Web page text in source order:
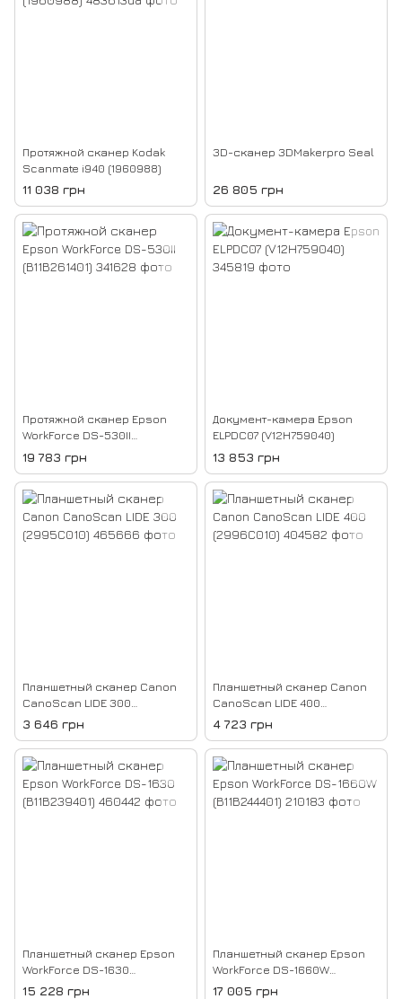
Протяжной сканер Kodak
Scanmate i940 (1960988)
11 038 грн
3D-сканер 3DMakerpro Seal
26 805 грн
Протяжной сканер Epson
WorkForce DS-530II
(B11B261401)
19 783 грн
Документ-камера Epson
ELPDC07 (V12H759040)
13 853 грн
Планшетный сканер Canon
CanoScan LIDE 300
(2995C010)
3 646 грн
Планшетный сканер Canon
CanoScan LIDE 400
(2996C010)
4 723 грн
Планшетный сканер Epson
WorkForce DS-1630
(B11B239401)
15 228 грн
Планшетный сканер Epson
WorkForce DS-1660W
(B11B244401)
17 005 грн